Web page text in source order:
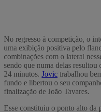
No regresso à competição, o
uma exibição positiva pelo
combinações com o lateral
sendo que numa delas
24 minutos. Jovic trabalhou
fundo e libertou o seu
finalização de João Tavares.
Esse constituiu o ponto alto da